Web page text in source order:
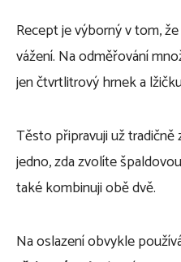
Recept je výborný v tom,
vážení. Na odměřování
jen čtvrtlitrový hrnek a
Těsto připravuji už tradičně
jedno, zda zvolíte
také kombinuji obě dvě.
Na oslazení obvykle